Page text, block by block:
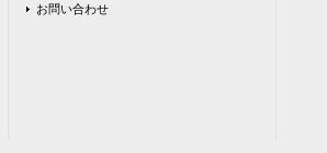
お問い合わせ